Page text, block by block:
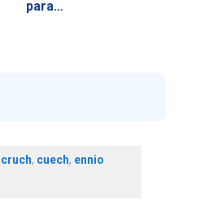
para…
cruch, cuech, ennio